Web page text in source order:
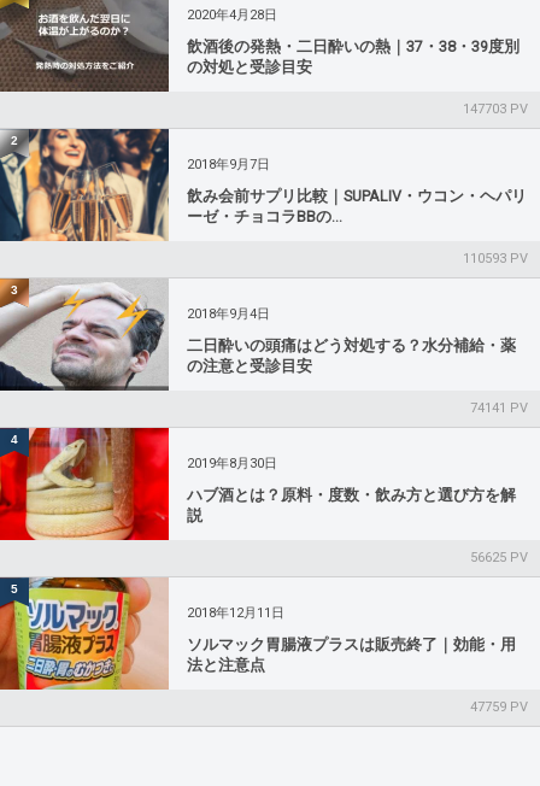
2020年4月28日
飲酒後の発熱・二日酔いの熱｜37・38・39度別
の対処と受診目安
147703 PV
2
2018年9月7日
飲み会前サプリ比較｜SUPALIV・ウコン・ヘパリ
ーゼ・チョコラBBの...
110593 PV
3
2018年9月4日
二日酔いの頭痛はどう対処する？水分補給・薬
の注意と受診目安
74141 PV
4
2019年8月30日
ハブ酒とは？原料・度数・飲み方と選び方を解
説
56625 PV
5
2018年12月11日
ソルマック胃腸液プラスは販売終了｜効能・用
法と注意点
47759 PV